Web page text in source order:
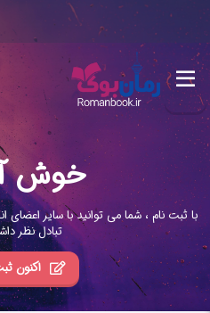
خوش
با ثبت نام ، شما می توانید با سایر
تبادل نظر
اکنون